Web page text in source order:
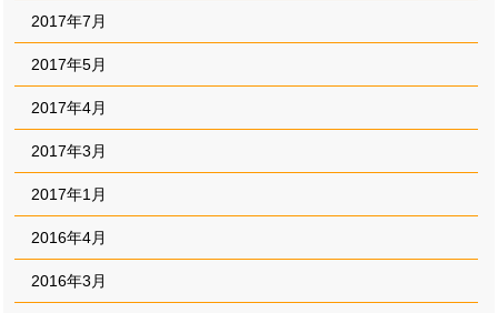
2017年7月
2017年5月
2017年4月
2017年3月
2017年1月
2016年4月
2016年3月